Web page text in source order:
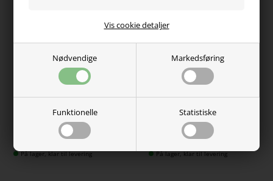
Nødvendige Markedsføring
Funktionelle Statistiske
Vis cookie detaljer
AB Eksemdækken lys grå
399,00 DKK
På lager, klar til levering
Premiere Webtøjler
119,00 DKK
På lager, klar til levering